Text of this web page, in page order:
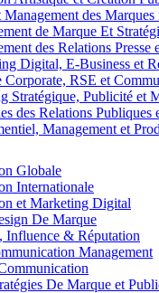
des Marques
de Marque Et
des Relations Presse
Digital, E-Business et
RSE et
Stratégique, Publicité et
des Relations Publiques
Management et
Globale
Internationale
et Marketing Digital
De Marque
Influence & Réputation
Management
De Marque et